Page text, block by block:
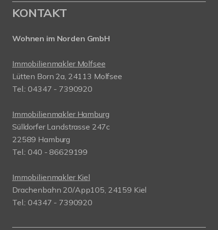
KONTAKT
Wohnen im Norden GmbH
Immobilienmakler Molfsee
Lütten Born 2a, 24113 Molfsee
Tel.: 04347 - 7390920
Immobilienmakler Hamburg
Sülldorfer Landstrasse 247c
22589 Hamburg
Tel.: 040 - 86629199
Immobilienmakler Kiel
Drachenbahn 20/App105, 24159 Kiel
Tel.: 04347 - 7390920